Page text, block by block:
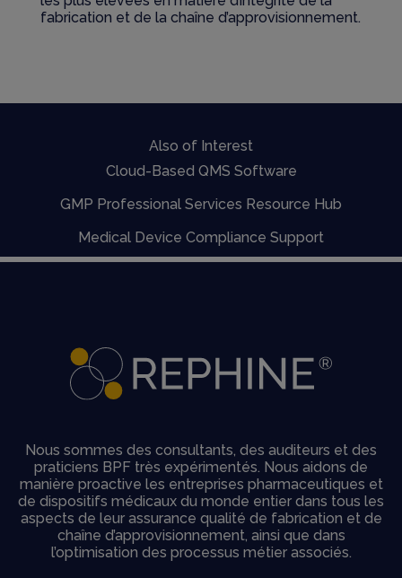
fabrication et de la chaîne d’approvisionnement.
Also of Interest
Cloud-Based QMS Software
GMP Professional Services Resource Hub
Medical Device Compliance Support
Nous sommes des consultants, des auditeurs et des
praticiens BPF très expérimentés. Nous aidons de
manière proactive les entreprises pharmaceutiques et
de dispositifs médicaux du monde entier dans tous les
aspects de leur assurance qualité de fabrication et de
chaîne d’approvisionnement, ainsi que dans
l’optimisation des processus métier associés.